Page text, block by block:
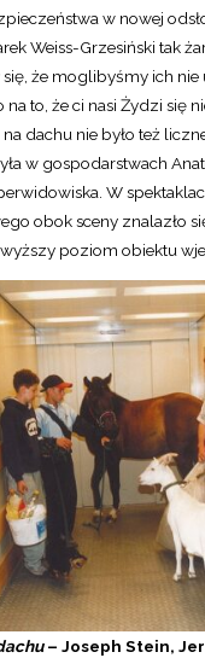
w nowej
Weiss-Grzesiński tak
że moglibyśmy ich nie
to, że ci nasi Żydzi się
dachu nie było też
w gospodarstwach
W
obok sceny znalazło
poziom obiektu
– Joseph Stein,